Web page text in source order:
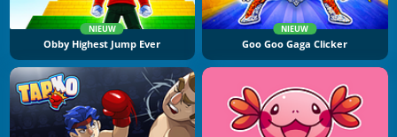
NIEUW
Obby Highest Jump Ever
NIEUW
Goo Goo Gaga Clicker